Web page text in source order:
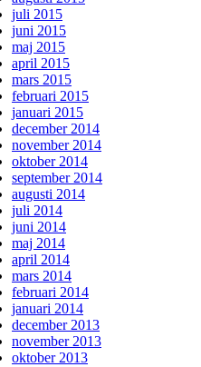
juli 2015
juni 2015
maj 2015
april 2015
mars 2015
februari 2015
januari 2015
december 2014
november 2014
oktober 2014
september 2014
augusti 2014
juli 2014
juni 2014
maj 2014
april 2014
mars 2014
februari 2014
januari 2014
december 2013
november 2013
oktober 2013